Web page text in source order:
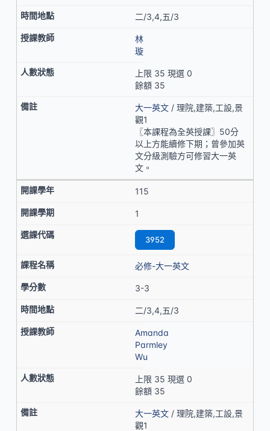
二/3,4,五/3
林
璇
上限 35 現選 0
餘額 35
大一英文 / 理院,建築,工設,景
觀1
〖本課程為全英授課〗50分
以上方能續修下期；曾參加英
文分級測驗方可修習大一英
文。
115
1
3952
必修-大一英文
3-3
二/3,4,五/3
Amanda
Parmley
Wu
上限 35 現選 0
餘額 35
大一英文 / 理院,建築,工設,景
觀1